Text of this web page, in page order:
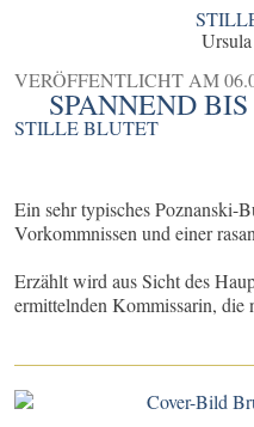
VERÖFFENTLICHT AM
SPANNEND
STILLE BLUTET
Ein sehr typisches Poznanski-
Vorkommnissen und einer
Erzählt wird aus Sicht des
ermittelnden Kommissarin, die